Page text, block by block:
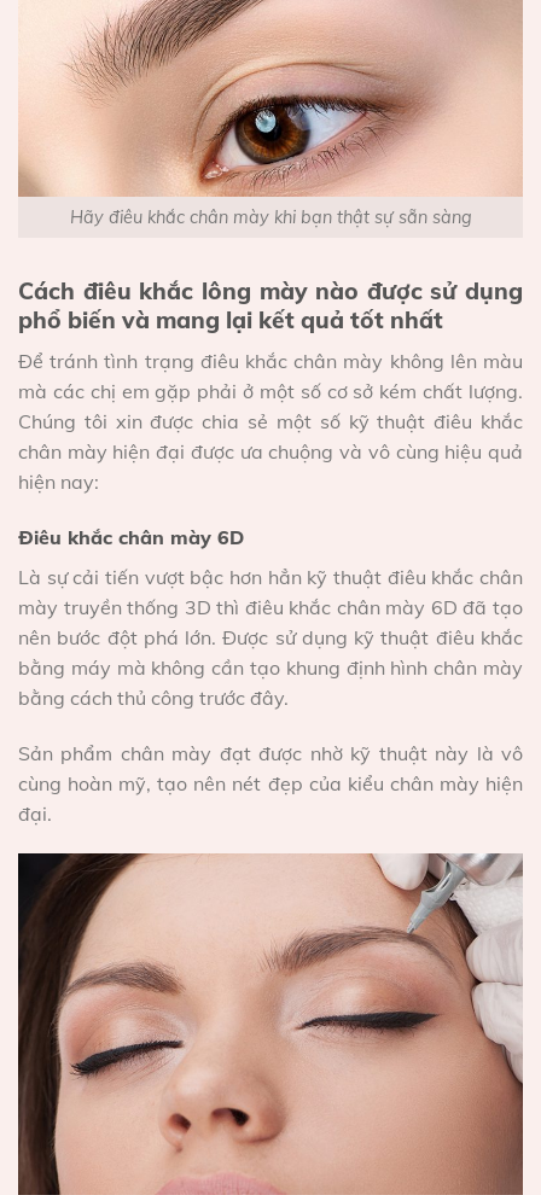
Hãy điêu khắc chân mày khi bạn thật sự sẵn sàng
Cách điêu khắc lông mày nào được sử dụng
phổ biến và mang lại kết quả tốt nhất
Để tránh tình trạng điêu khắc chân mày không lên màu
mà các chị em gặp phải ở một số cơ sở kém chất lượng.
Chúng tôi xin được chia sẻ một số kỹ thuật điêu khắc
chân mày hiện đại được ưa chuộng và vô cùng hiệu quả
hiện nay:
Điêu khắc chân mày 6D
Là sự cải tiến vượt bậc hơn hẳn kỹ thuật điêu khắc chân
mày truyền thống 3D thì điêu khắc chân mày 6D đã tạo
nên bước đột phá lớn. Được sử dụng kỹ thuật điêu khắc
bằng máy mà không cần tạo khung định hình chân mày
bằng cách thủ công trước đây.
Sản phẩm chân mày đạt được nhờ kỹ thuật này là vô
cùng hoàn mỹ, tạo nên nét đẹp của kiểu chân mày hiện
đại.